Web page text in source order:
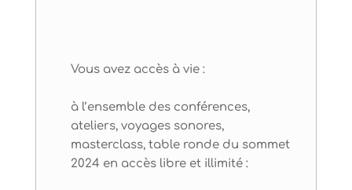
Vous avez accès à vie :
à l’ensemble des conférences,
ateliers, voyages sonores,
masterclass, table ronde du sommet
2024 en accès libre et illimité :